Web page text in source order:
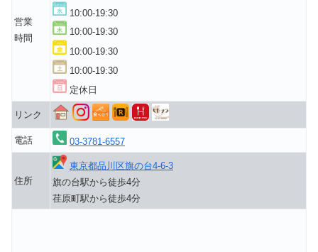
営業
時間
10:00-19:30
10:00-19:30
10:00-19:30
10:00-19:30
定休日
リンク
電話 03-3781-6557
住所
東京都品川区旗の台4-6-3
旗の台駅から徒歩4分
荏原町駅から徒歩4分